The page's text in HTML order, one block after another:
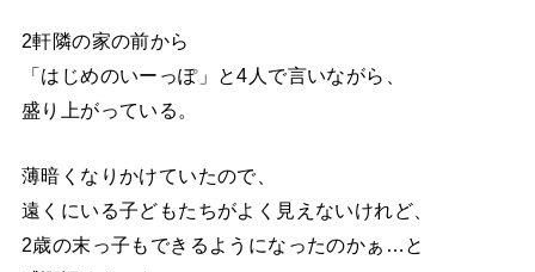
2軒隣の家の前から
「はじめのいーっぽ」と4人で言いながら、
盛り上がっている。
薄暗くなりかけていたので、
遠くにいる子どもたちがよく見えないけれど、
2歳の末っ子もできるようになったのかぁ…と